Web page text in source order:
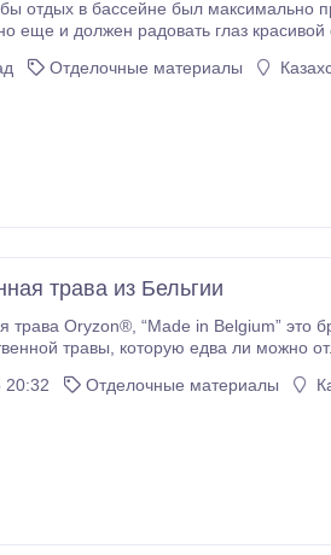
Отделочные материалы
трава из Бельгии
Orotex, который представляет широчайший диапазон различных
травы. Произведено в Бельгии из высококачественной
Вы получаете достаточный
20:32 Отделочные материалы